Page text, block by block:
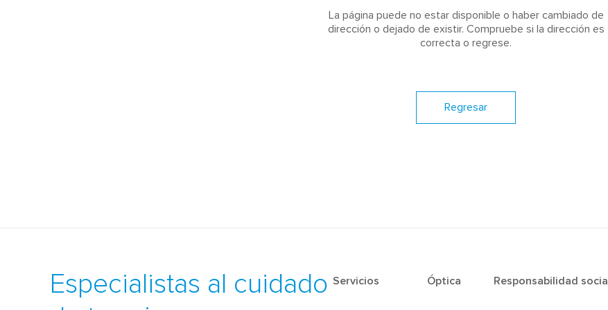
La página puede no estar disponible o haber cambiado de
dirección o dejado de existir. Compruebe si la dirección es
correcta o regrese.
Regresar
Especialistas al cuidado Servicios Óptica Responsabilidad social